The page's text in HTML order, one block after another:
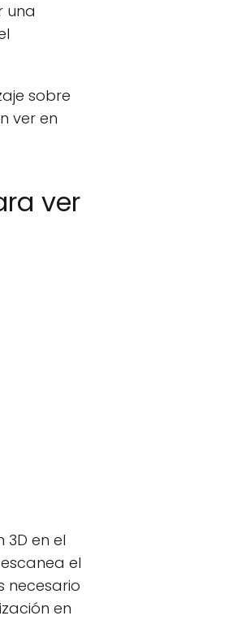
una
sobre
ver en
ver
en el
el
necesario
en